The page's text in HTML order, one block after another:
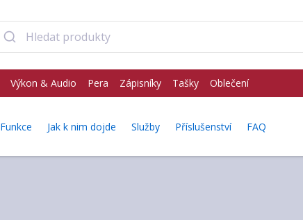
Výkon & Audio Pera Zápisníky Tašky Oblečení
Funkce Jak k nim dojde Služby Příslušenství FAQ